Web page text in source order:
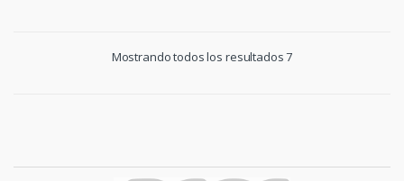
Mostrando todos los resultados 7